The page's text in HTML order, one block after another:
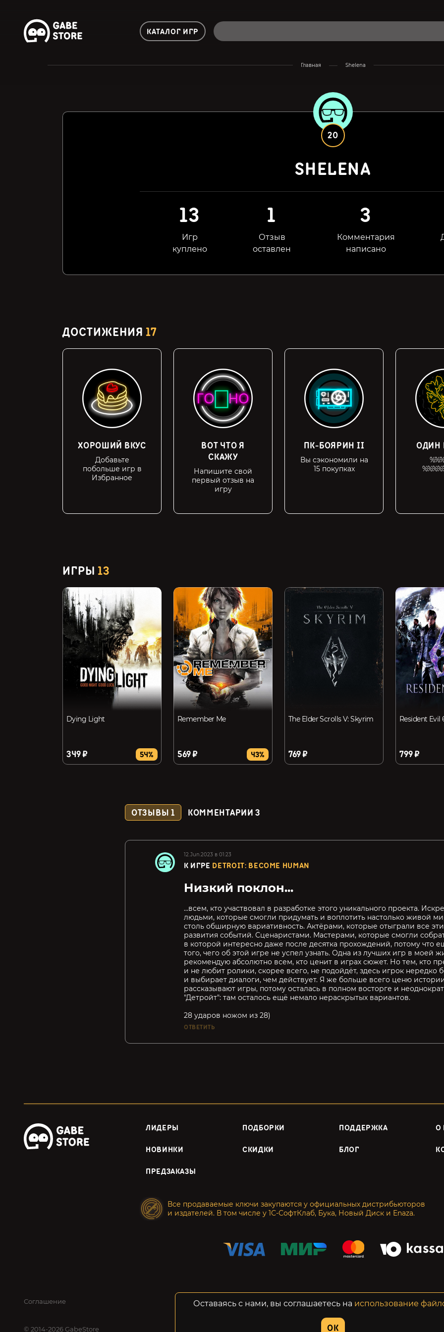
КАТАЛОГ ИГР
Главная Shelena
20
SHELENA
13
Игр
куплено
1
Отзыв
оставлен
3
Комментария
написано
ДОСТИЖЕНИЯ 17
ХОРОШИЙ ВКУС
Добавьте
побольше игр в
Избранное
ВОТ ЧТО Я
СКАЖУ
Напишите свой
первый отзыв на
игру
ПК-БОЯРИН II
Вы сэкономили на
15 покупках
ОДИН
ИГРЫ 13
Dying Light
349 ₽ 54%
Remember Me
569 ₽ 43%
The Elder Scrolls V: Skyrim
769 ₽
Resident Evil
799 ₽
ОТЗЫВЫ1 КОММЕНТАРИИ3
12.Jun.2023 в 01:23
К ИГРЕ DETROIT: BECOME HUMAN
Низкий поклон...
...всем, кто участвовал в разработке этого уникального проекта.
людьми, которые смогли придумать и воплотить настолько живой
столь обширную вариативность. Актёрами, которые отыграли все
развития событий. Сценаристами. Мастерами, которые смогли
в которой интересно даже после десятка прохождений, потому что
того, чего об этой игре не успел узнать. Одна из лучших игр в моей
рекомендую абсолютно всем, кто ценит в играх сюжет. Но тем, кто
и не любит ролики, скорее всего, не подойдёт, здесь игрок нередко
и выбирает диалоги, чем действует. Я же больше всего ценю
рассказывают игры, потому осталась в полном восторге и
"Детройт": там осталось ещё немало нераскрытых вариантов.
28 ударов ножом из 28)
ОТВЕТИТЬ
ЛИДЕРЫ ПОДБОРКИ ПОДДЕРЖКА О
НОВИНКИ СКИДКИ БЛОГ
ПРЕДЗАКАЗЫ
Все продаваемые ключи закупаются у официальных дистрибьюторов
и издателей. В том числе у 1С-СофтКлаб, Бука, Новый Диск и Enaza.
Соглашение Конфиденциальность Возвраты
© 2014-2026 GabeStore
Оставаясь с нами, вы соглашаетесь на использование
OK